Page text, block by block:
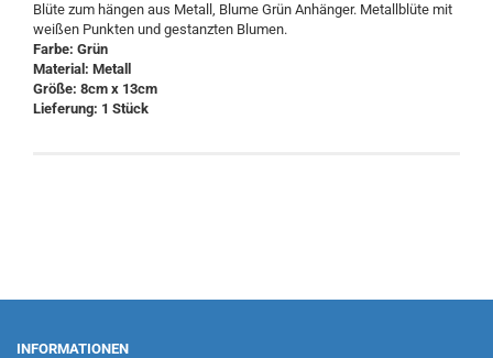
Blüte zum hängen aus Metall, Blume Grün Anhänger. Metallblüte mit
weißen Punkten und gestanzten Blumen.
Farbe: Grün
Material: Metall
Größe: 8cm x 13cm
Lieferung: 1 Stück
INFORMATIONEN